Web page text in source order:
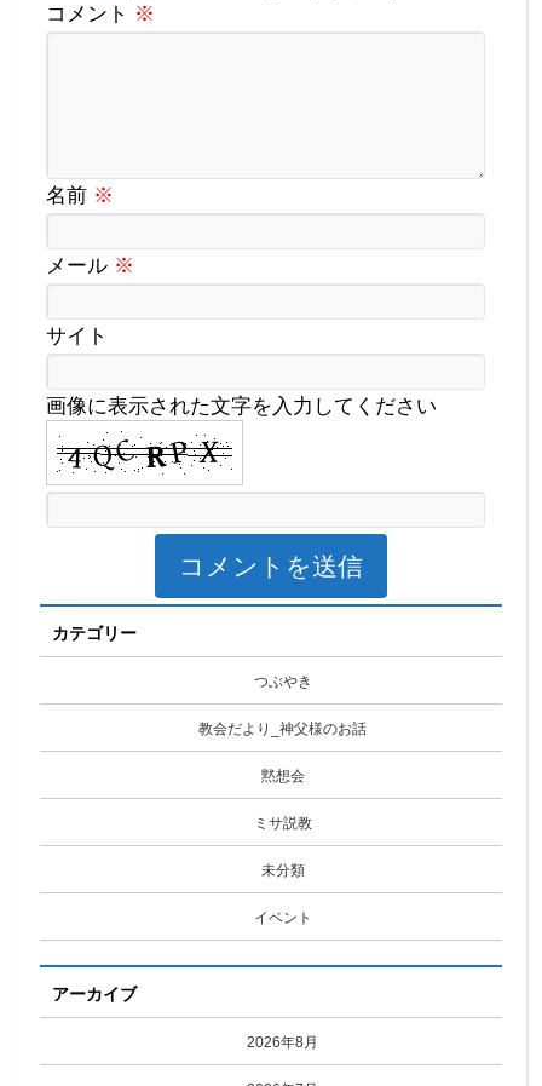
コメント ※
名前 ※
メール ※
サイト
画像に表示された文字を入力してください
カテゴリー
つぶやき
教会だより_神父様のお話
黙想会
ミサ説教
未分類
イベント
アーカイブ
2026年8月